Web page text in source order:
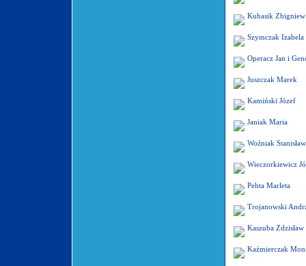
Kubasik
Szymczak
Operacz Jan i
Juszczak Marek
Kamiński Józef
Janiak Maria
Woźniak
Wieczorkiewicz
Pehta Marleta
Trojanowski
Kaszuba Zdzisław
Kaźmierczak